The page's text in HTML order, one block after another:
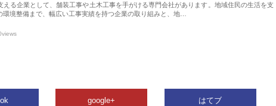
える企業として、舗装工事や土木工事を手がける専門会社があります。地域住民の生活を支
環境整備まで、幅広い工事実績を持つ企業の取り組みと、地…
google+ はてブ